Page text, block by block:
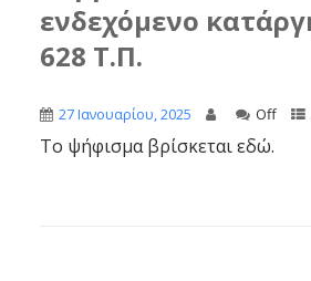
ενδεχόμενο
628 Τ.Π.
27 Ιανουαρίου, 2025 Off
Το ψήφισμα βρίσκεται εδώ.